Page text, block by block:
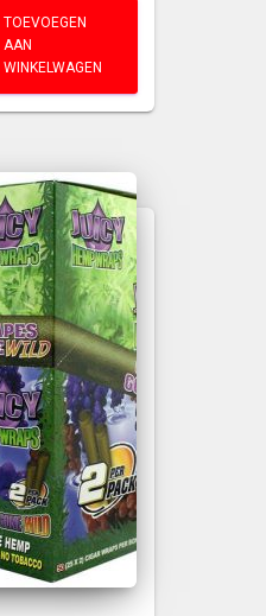
TOEVOEGEN
AAN
WINKELWAGEN